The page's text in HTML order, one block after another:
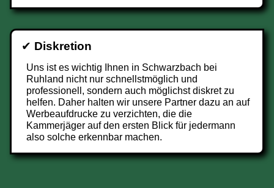
✔ Diskretion
Uns ist es wichtig Ihnen in Schwarzbach bei
Ruhland nicht nur schnellstmöglich und
professionell, sondern auch möglichst diskret zu
helfen. Daher halten wir unsere Partner dazu an auf
Werbeaufdrucke zu verzichten, die die
Kammerjäger auf den ersten Blick für jedermann
also solche erkennbar machen.